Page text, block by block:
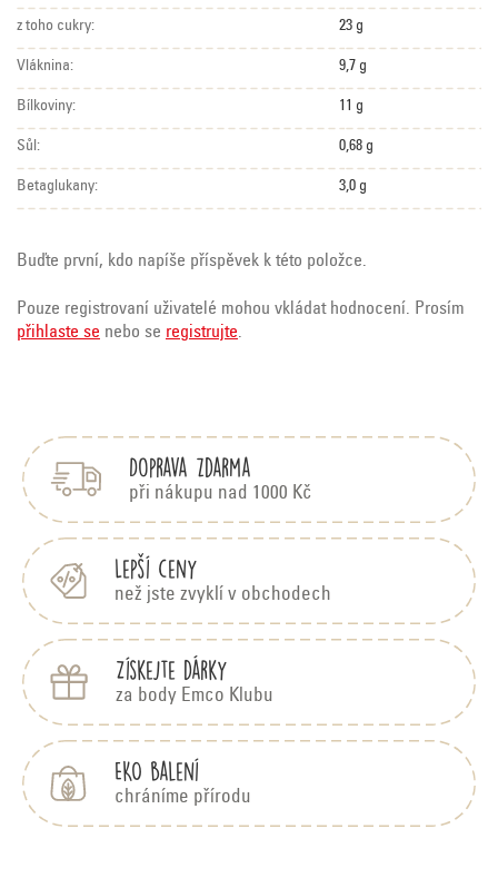
z toho cukry: 23 g
Vláknina: 9,7 g
Bílkoviny: 11 g
Sůl: 0,68 g
Betaglukany: 3,0 g
Buďte první, kdo napíše příspěvek k této položce.
Pouze registrovaní uživatelé mohou vkládat hodnocení. Prosím
přihlaste se nebo se registrujte.
Doprava zdarma
při nákupu nad 1000 Kč
Lepší ceny
než jste zvyklí v obchodech
Získejte dárky
za body Emco Klubu
EKO balení
chráníme přírodu